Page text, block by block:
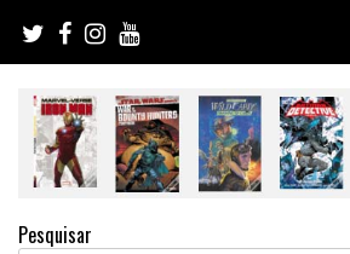
content
Pesquisar